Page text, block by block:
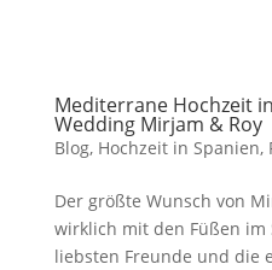
Mediterrane Hochzeit
Wedding Mirjam & Roy
Blog, Hochzeit in Spanien,
Der größte Wunsch von
wirklich mit den Füßen
liebsten Freunde und die